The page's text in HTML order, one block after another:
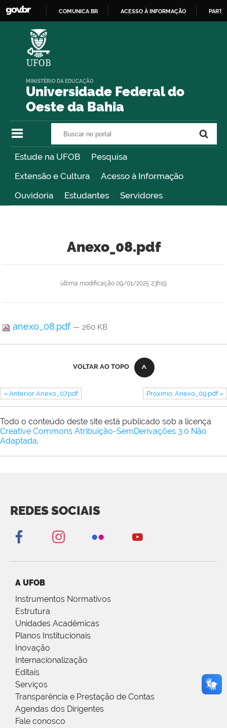
COMUNICA BR ACESSO À INFORMAÇÃO
Universidade Federal do
Oeste da Bahia
MINISTÉRIO DA EDUCAÇÃO
Estude na UFOB
Pesquisa
Extensão e Cultura
Acesso à Informação
Ouvidoria
Estudantes Servidores
Anexo_08.pdf
última modificação 09/01/2025 23h19
anexo_08.pdf — 260 KB
VOLTAR AO TOPO
« Anterior Anexo_07.pdf Próximo: Anexo_09.pdf »
Todo o conteúdo deste site está publicado sob a licença
Creative Commons Atribuição-SemDerivações 3.0 Não
Adaptada.
REDES SOCIAIS
A UFOB
Instrumentos Normativos
Estrutura
Unidades Acadêmicas
Planos Institucionais
Inovação
Internacionalização
Editais
Serviços
Transparência e Prestação de Contas
Agendas dos Dirigentes
Fale conosco